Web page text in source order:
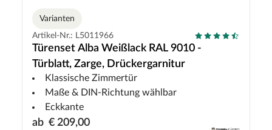
Varianten
Artikel-Nr.: L5011966
Türenset Alba Weißlack RAL 9010 -
Türblatt, Zarge, Drückergarnitur
Klassische Zimmertür
Maße & DIN-Richtung wählbar
Eckkante
ab € 209,00